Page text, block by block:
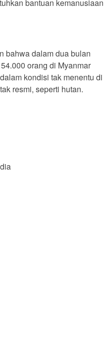
bantuan kemanusiaan
bahwa dalam dua bulan
orang di Myanmar
kondisi tak menentu di
resmi, seperti hutan.